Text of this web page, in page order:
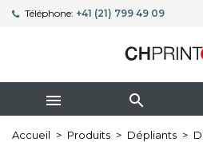
Téléphone: +41 (21) 799 49 09
 
Accueil Produits Dépliants